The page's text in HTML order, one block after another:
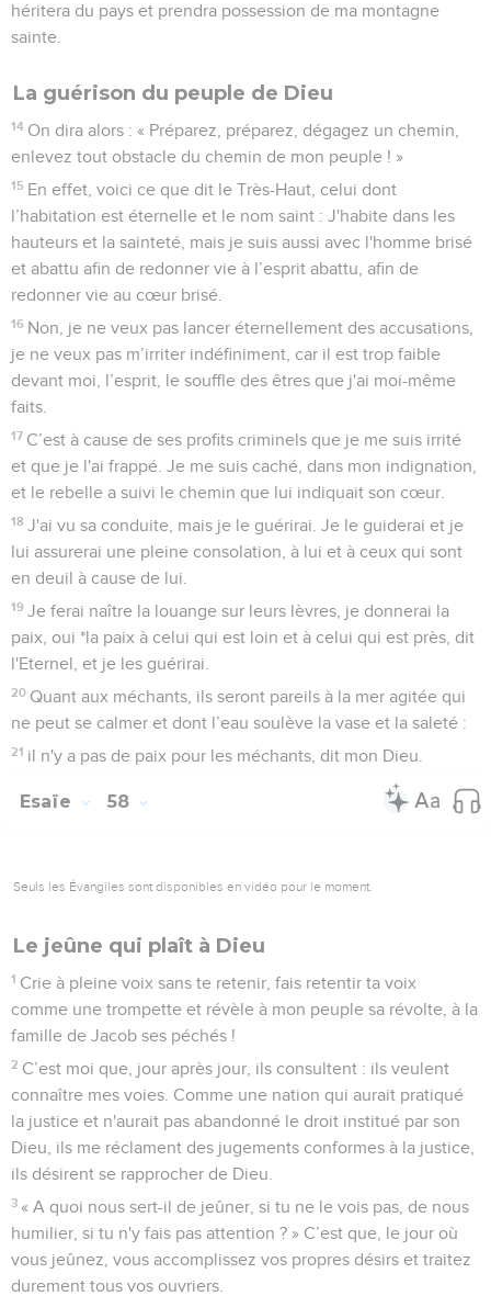
héritera du pays et prendra possession de ma montagne
sainte.
La guérison du peuple de Dieu
14 On dira alors : « Préparez, préparez, dégagez un chemin,
enlevez tout obstacle du chemin de mon peuple ! »
15 En effet, voici ce que dit le Très-Haut, celui dont
l’habitation est éternelle et le nom saint : J'habite dans les
hauteurs et la sainteté, mais je suis aussi avec l'homme brisé
et abattu afin de redonner vie à l’esprit abattu, afin de
redonner vie au cœur brisé.
16 Non, je ne veux pas lancer éternellement des accusations,
je ne veux pas m’irriter indéfiniment, car il est trop faible
devant moi, l’esprit, le souffle des êtres que j'ai moi-même
faits.
17 C’est à cause de ses profits criminels que je me suis irrité
et que je l'ai frappé. Je me suis caché, dans mon indignation,
et le rebelle a suivi le chemin que lui indiquait son cœur.
18 J'ai vu sa conduite, mais je le guérirai. Je le guiderai et je
lui assurerai une pleine consolation, à lui et à ceux qui sont
en deuil à cause de lui.
19 Je ferai naître la louange sur leurs lèvres, je donnerai la
paix, oui *la paix à celui qui est loin et à celui qui est près, dit
l'Eternel, et je les guérirai.
20 Quant aux méchants, ils seront pareils à la mer agitée qui
ne peut se calmer et dont l’eau soulève la vase et la saleté :
21 il n'y a pas de paix pour les méchants, dit mon Dieu.
Esaïe 58
Seuls les Évangiles sont disponibles en vidéo pour le moment.
Le jeûne qui plaît à Dieu
1 Crie à pleine voix sans te retenir, fais retentir ta voix
comme une trompette et révèle à mon peuple sa révolte, à la
famille de Jacob ses péchés !
2 C’est moi que, jour après jour, ils consultent : ils veulent
connaître mes voies. Comme une nation qui aurait pratiqué
la justice et n'aurait pas abandonné le droit institué par son
Dieu, ils me réclament des jugements conformes à la justice,
ils désirent se rapprocher de Dieu.
3 « A quoi nous sert-il de jeûner, si tu ne le vois pas, de nous
humilier, si tu n'y fais pas attention ? » C’est que, le jour où
vous jeûnez, vous accomplissez vos propres désirs et traitez
durement tous vos ouvriers.